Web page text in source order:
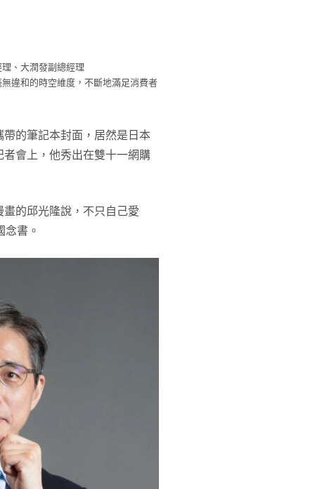
、大潤發副總經理
違和的時空維度，不斷地滿足消費者
的筆記本封面，居然是日本
會上，他秀出在雙十一網購
的邱光隆說，不只自己愛
書。